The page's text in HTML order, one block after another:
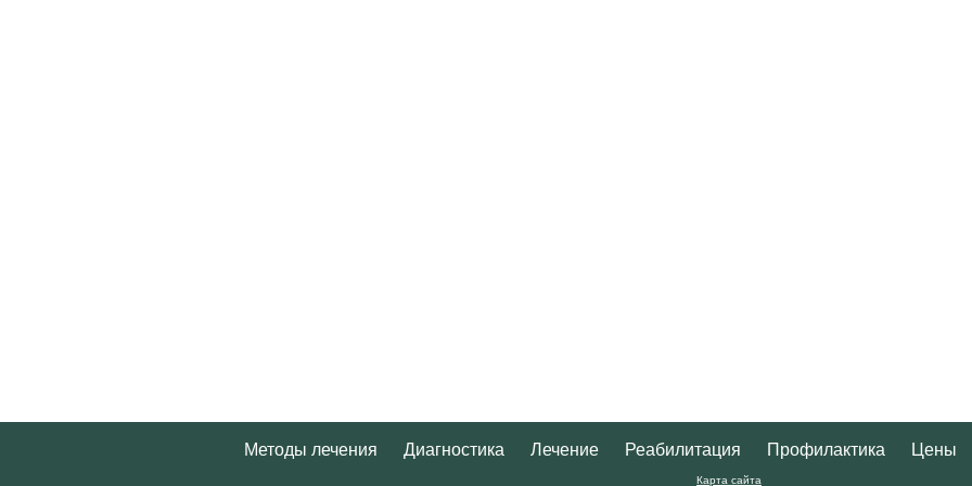
Методы лечения Диагностика Лечение Реабилитация Профилактика Цены
Карта сайта